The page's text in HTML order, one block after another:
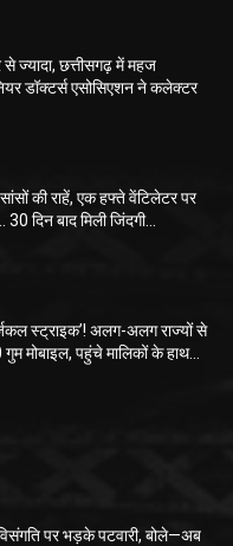
ज्यादा, छत्तीसगढ़ में महज
डॉक्टर्स एसोसिएशन ने कलेक्टर
की राहें, एक हफ्ते वेंटिलेटर पर
दिन बाद मिली जिंदगी…
स्ट्राइक’! अलग-अलग राज्यों से
मोबाइल, पहुंचे मालिकों के हाथ…
पर भड़के पटवारी, बोले—अब